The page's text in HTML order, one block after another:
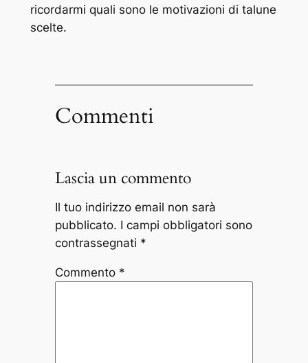
ricordarmi quali sono le motivazioni di talune
scelte.
Commenti
Lascia un commento
Il tuo indirizzo email non sarà
pubblicato. I campi obbligatori sono
contrassegnati *
Commento *